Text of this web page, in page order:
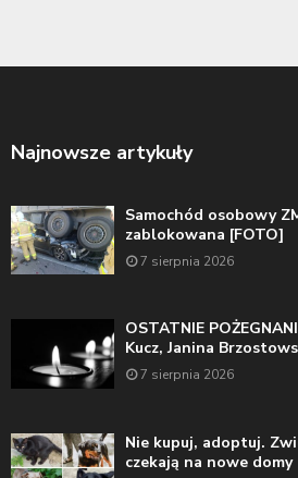
Najnowsze artykuły
Samochód osobowy
zablokowana [FOTO]
7 sierpnia 2026
OSTATNIE
Kucz, Janina
7 sierpnia 2026
Nie kupuj, adoptuj.
czekają na nowe domy